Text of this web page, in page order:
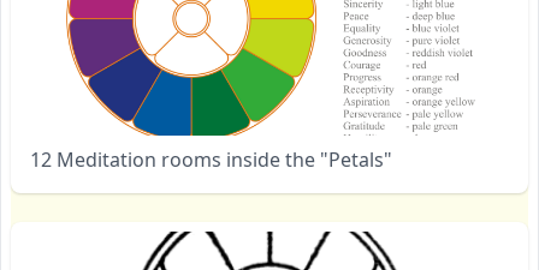
12 Meditation rooms inside the "Petals"